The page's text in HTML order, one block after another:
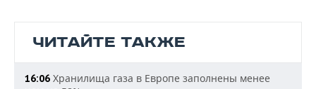
ЧИТАЙТЕ ТАКЖЕ
16:06 Хранилища газа в Европе заполнены менее